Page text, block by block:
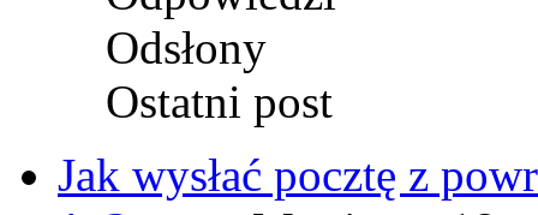
Odsłony
Ostatni post
Jak wysłać pocztę z